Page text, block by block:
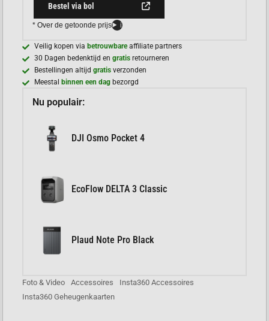
Bestel via bol
* Over de getoonde prijs i
Veilig kopen viabetrouwbareaffiliate partners
30 Dagen bedenktijd engratis retourneren
Bestellingen altijdgratisverzonden
Meestalbinnen een dag bezorgd
Nu populair:
DJI Osmo Pocket 4
EcoFlow DELTA 3 Classic
Plaud Note Pro Black
Foto & Video Accessoires
Insta360 Accessoires
Insta360 Geheugenkaarten